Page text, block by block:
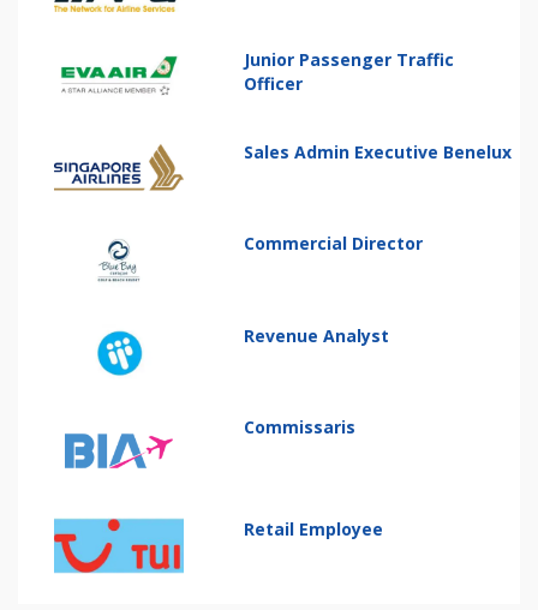
Junior Passenger Traffic
Officer
Sales Admin Executive Benelux
Commercial Director
Revenue Analyst
Commissaris
Retail Employee